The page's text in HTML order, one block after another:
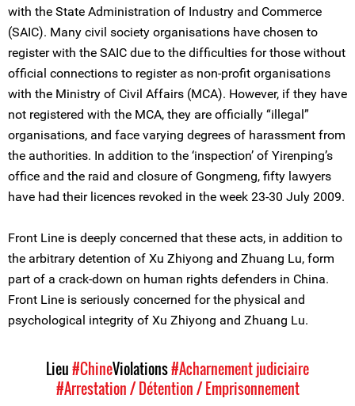
with the State Administration of Industry and Commerce
(SAIC). Many civil society organisations have chosen to
register with the SAIC due to the difficulties for those without
official connections to register as non-profit organisations
with the Ministry of Civil Affairs (MCA). However, if they have
not registered with the MCA, they are officially “illegal”
organisations, and face varying degrees of harassment from
the authorities. In addition to the ‘inspection’ of Yirenping’s
office and the raid and closure of Gongmeng, fifty lawyers
have had their licences revoked in the week 23-30 July 2009.
Front Line is deeply concerned that these acts, in addition to
the arbitrary detention of Xu Zhiyong and Zhuang Lu, form
part of a crack-down on human rights defenders in China.
Front Line is seriously concerned for the physical and
psychological integrity of Xu Zhiyong and Zhuang Lu.
Lieu#ChineViolations#Acharnement judiciaire
#Arrestation / Détention / Emprisonnement